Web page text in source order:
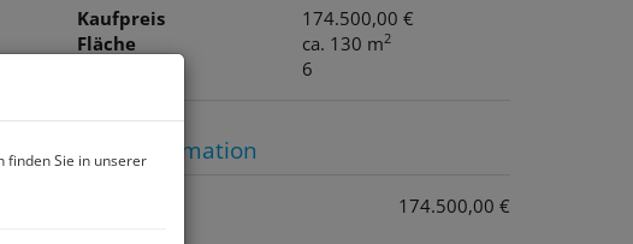
Kaufpreis
174.500,00 €
Fläche
ca. 130 m2
6
Preisinformation
174.500,00 €
finden Sie in unserer